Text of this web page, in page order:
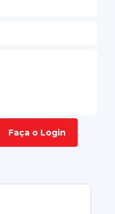
Faça o Login